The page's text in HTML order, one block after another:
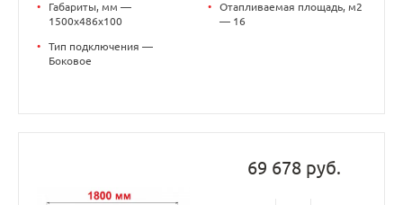
•
Габариты, мм —
1500x486x100
•
Тип подключения —
Боковое
•
Отапливаемая площадь, м2
— 16
69 678 руб.